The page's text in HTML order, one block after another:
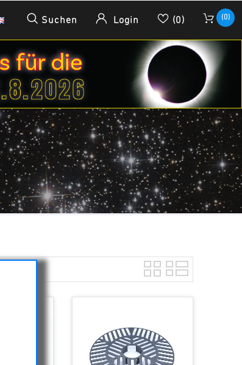
Suchen Login (0) (0)